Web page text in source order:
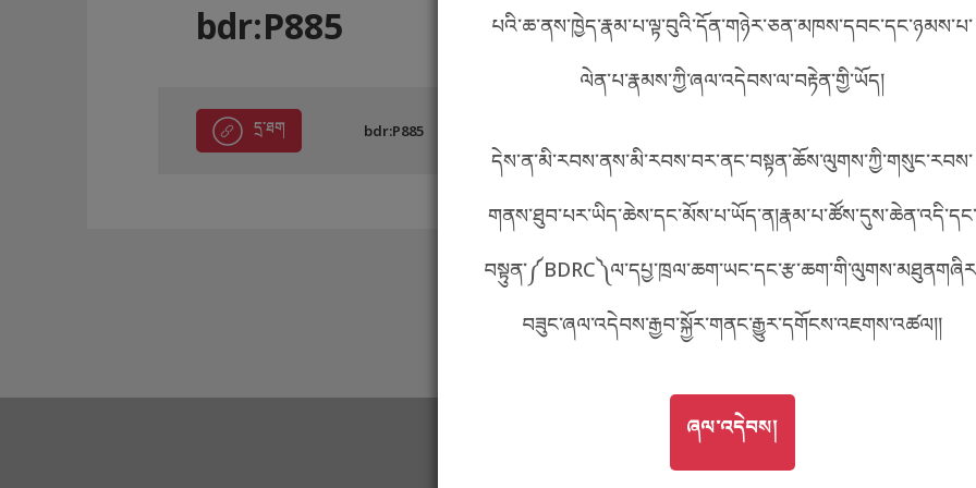
བོད་ཡིག
English
ភាសាខ្មែរ
པའི་ཆ་ནས་ཁྱེད་རྣམ་པ་ལྟ་བུའི་དོན་གཉེར་ཅན་མཁས་དབང་དང་ཉམས་པ་
ལེན་པ་རྣམས་ཀྱི་ཞལ་འདེབས་ལ་བརྟེན་གྱི་ཡོད།
དེས་ན་མི་རབས་ནས་མི་རབས་བར་ནང་བསྟན་ཆོས་ལུགས་ཀྱི་གསུང་རབས་
གནས་ཐུབ་པར་ཡིད་ཆེས་དང་མོས་པ་ཡོད་ན།རྣམ་པ་ཚོས་དུས་ཆེན་འདི་དང་
བཟུང་ཞལ་འདེབས་རྒྱབ་སྐྱོར་གནང་རྒྱུར་དགོངས་འཇགས་འཚལ།།
GO TOཞལ་འདེབས།
ཞལ་འདེབས།
bdr:P885
དྲ་ཐག bdr:P885